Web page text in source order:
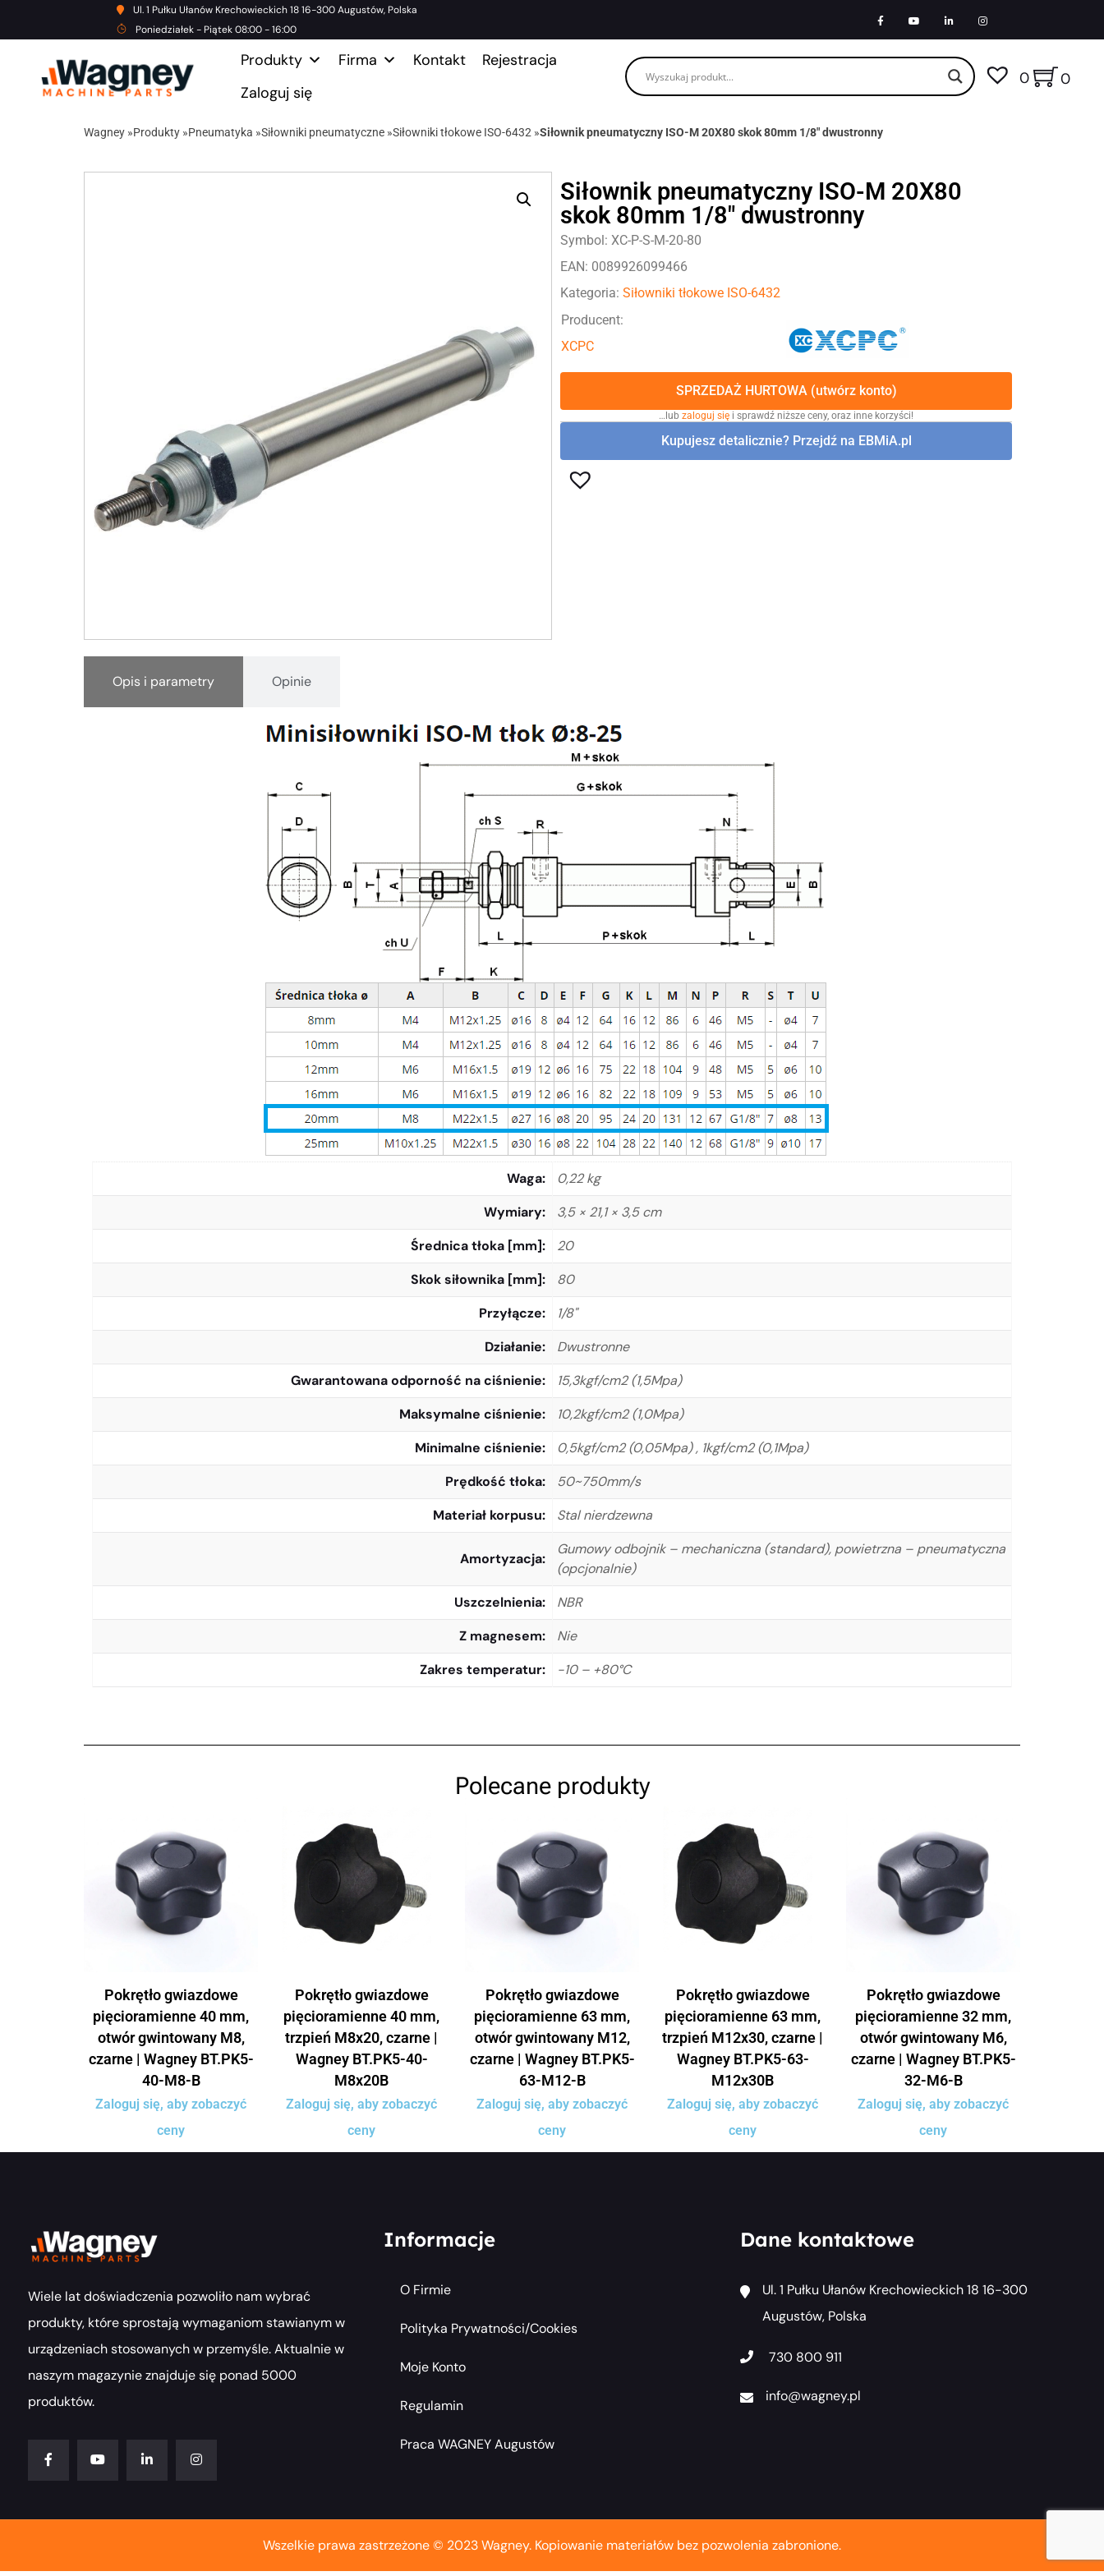
Ul. 1 Pułku Ułanów Krechowieckich 18 16-300 Augustów, Polska
Poniedziałek - Piątek 08:00 - 16:00
Produkty Firma Kontakt
Rejestracja
Zaloguj się
0 0
Wagney »Produkty »Pneumatyka »Siłowniki pneumatyczne »Siłowniki tłokowe ISO-6432 »Siłownik pneumatyczny ISO-M 20X80 skok 80mm 1/8″ dwustronny
Siłownik pneumatyczny ISO-M 20X80
skok 80mm 1/8″ dwustronny
Symbol: XC-P-S-M-20-80
EAN: 0089926099466
Kategoria: Siłowniki tłokowe ISO-6432
Producent:
XCPC
SPRZEDAŻ HURTOWA (utwórz konto)
…lub zaloguj się i sprawdź niższe ceny, oraz inne korzyści!
Kupujesz detalicznie? Przejdź na EBMiA.pl
Opis i parametry Opinie
Waga
0,22 kg
Wymiary
3,5 × 21,1 × 3,5 cm
Średnica tłoka [mm]
20
Skok siłownika [mm]
80
Przyłącze
1/8"
Działanie
Dwustronne
Gwarantowana odporność na ciśnienie
15,3kgf/cm2 (1,5Mpa)
Maksymalne ciśnienie
10,2kgf/cm2 (1,0Mpa)
Minimalne ciśnienie
0,5kgf/cm2 (0,05Mpa) , 1kgf/cm2 (0,1Mpa)
Prędkość tłoka
50~750mm/s
Materiał korpusu
Stal nierdzewna
Amortyzacja
Gumowy odbojnik – mechaniczna (standard), powietrzna – pneumatyczna
(opcjonalnie)
Uszczelnienia
NBR
Z magnesem
Nie
Zakres temperatur
-10 – +80°C
Polecane produkty
Pokrętło gwiazdowe
pięcioramienne 40 mm,
otwór gwintowany M8,
czarne | Wagney BT.PK5-
40-M8-B
Zaloguj się, aby zobaczyć
ceny
Pokrętło gwiazdowe
pięcioramienne 40 mm,
trzpień M8x20, czarne |
Wagney BT.PK5-40-
M8x20B
Zaloguj się, aby zobaczyć
ceny
Pokrętło gwiazdowe
pięcioramienne 63 mm,
otwór gwintowany M12,
czarne | Wagney BT.PK5-
63-M12-B
Zaloguj się, aby zobaczyć
ceny
Pokrętło gwiazdowe
pięcioramienne 63 mm,
trzpień M12x30, czarne |
Wagney BT.PK5-63-
M12x30B
Zaloguj się, aby zobaczyć
ceny
Pokrętło gwiazdowe
pięcioramienne 32 mm,
otwór gwintowany M6,
czarne | Wagney BT.PK5-
32-M6-B
Zaloguj się, aby zobaczyć
ceny
Wiele lat doświadczenia pozwoliło nam wybrać
produkty, które sprostają wymaganiom stawianym w
urządzeniach stosowanych w przemyśle. Aktualnie w
naszym magazynie znajduje się ponad 5000
produktów.
Informacje
O Firmie
Polityka Prywatności/cookies
Moje Konto
Regulamin
Praca WAGNEY Augustów
Dane kontaktowe
Ul. 1 Pułku Ułanów Krechowieckich 18 16-300
Augustów, Polska
730 800 911
info@wagney.pl
Wszelkie prawa zastrzeżone © 2023 Wagney. Kopiowanie materiałów bez pozwolenia zabronione.